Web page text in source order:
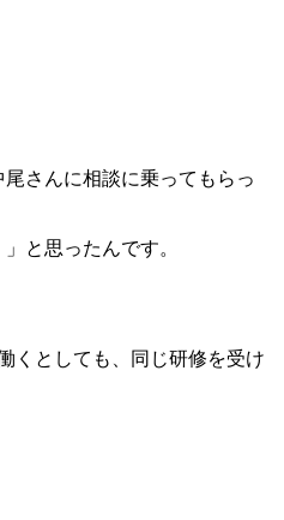
さんに相談に乗ってもらっ
と思ったんです。
くとしても、同じ研修を受け